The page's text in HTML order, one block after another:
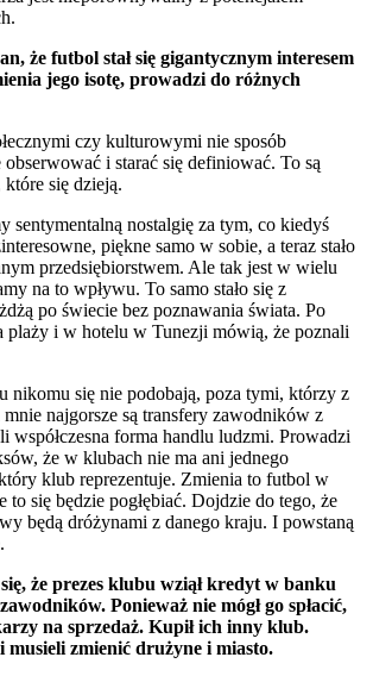
że futbol stał się gigantycznym interesem
jego isotę, prowadzi do różnych
czy kulturowymi nie sposób
i starać się definiować. To są
się dzieją.
sentymentalną nostalgię za tym, co kiedyś
piękne samo w sobie, a teraz stało
przedsiębiorstwem. Ale tak jest w wielu
na to wpływu. To samo stało się z
po świecie bez poznawania świata. Po
plaży i w hotelu w Tunezji mówią, że poznali
nikomu się nie podobają, poza tymi, którzy z
najgorsze są transfery zawodników z
współczesna forma handlu ludzmi. Prowadzi
że w klubach nie ma ani jednego
klub reprezentuje. Zmienia to futbol w
się będzie pogłębiać. Dojdzie do tego, że
będą dróżynami z danego kraju. I powstaną
że prezes klubu wziął kredyt w banku
Ponieważ nie mógł go spłacić,
na sprzedaż. Kupił ich inny klub.
zmienić drużyne i miasto.